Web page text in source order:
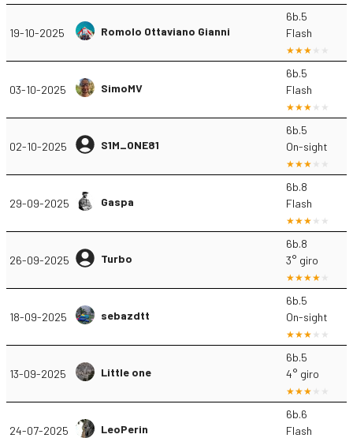
19-10-2025 Romolo Ottaviano Gianni
6b.5
Flash
03-10-2025 SimoMV
6b.5
Flash
02-10-2025 S1M_ONE81
6b.5
On-sight
29-09-2025 Gaspa
6b.8
Flash
26-09-2025 Turbo
6b.8
3° giro
18-09-2025 sebazdtt
6b.5
On-sight
13-09-2025 Little one
6b.5
4° giro
24-07-2025 LeoPerin
6b.6
Flash